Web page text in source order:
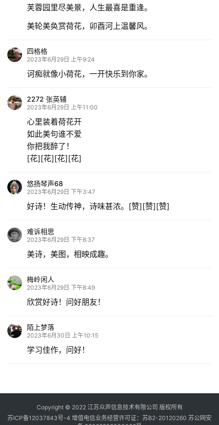
芙蓉园里尽美景，人生最喜是重逢。
美轮美奂赏荷花，卯酉河上温馨风。
四格格
2023年6月29日 上午9:24
诃痴就像小荷花，一开快乐到你家。
2272 张英辅
2023年6月29日 上午11:00
心里装着荷花开
如此美句谁不爱
你把我醉了！
[花][花][花][花]
悠扬琴声68
2023年6月29日 下午3:47
好诗！生动传神，诗味甚浓。[赞][赞][赞]
难诉相思
2023年6月29日 下午8:37
美诗，美图，相映成趣。
梅岭闲人
2023年6月29日 下午8:49
欣赏好诗！问好朋友！
陌上梦落
2023年6月30日 上午10:15
学习佳作，问好！
Copyright © 2022 江苏众声信息技术有限公司 版权所有
苏ICP备12037843号-4 增值电信业务经营许可证：苏B2-20120260 苏公网安